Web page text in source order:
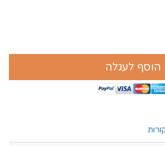
הוסף לעגלה